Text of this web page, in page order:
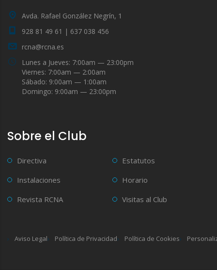
Avda. Rafael González Negrín, 1
928 81 49 61 | 637 038 456
rcna@rcna.es
Lunes a Jueves: 7:00am — 23:00pm
Viernes: 7:00am — 2:00am
Sábado: 9:00am — 1:00am
Domingo: 9:00am — 23:00pm
Sobre el Club
Directiva
Estatutos
Instalaciones
Horario
Revista RCNA
Visitas al Club
Aviso Legal Política de Privacidad Política de Cookies